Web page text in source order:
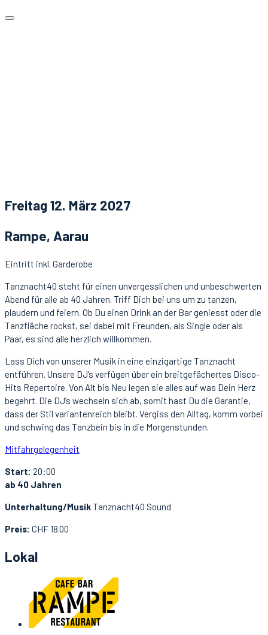
Freitag 12. März 2027
Rampe, Aarau
Eintritt inkl. Garderobe
Tanznacht40 steht für einen unvergesslichen und unbeschwerten
Abend für alle ab 40 Jahren. Triff Dich bei uns um zu tanzen,
plaudern und feiern. Ob Du einen Drink an der Bar geniesst oder die
Tanzfläche rockst, sei dabei mit Freunden, als Single oder als
Paar, es sind alle herzlich willkommen.
Lass Dich von unserer Musik in eine einzigartige Tanznacht
entführen. Unsere DJ’s verfügen über ein breitgefächertes Disco-
Hits Repertoire. Von Alt bis Neu legen sie alles auf was Dein Herz
begehrt. Die DJ’s wechseln sich ab, somit hast Du die Garantie,
dass der Stil variantenreich bleibt. Vergiss den Alltag, komm vorbei
und schwing das Tanzbein bis in die Morgenstunden.
Mitfahrgelegenheit
Start: 20:00
ab 40 Jahren
Unterhaltung/MusikTanznacht40 Sound
Preis: CHF 18.00
Lokal